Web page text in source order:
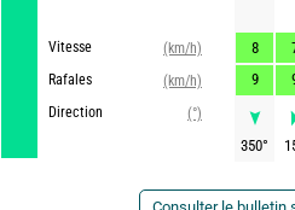
Vitesse
(km/h)
Rafales
(km/h)
Direction
(°)
8
9
350°